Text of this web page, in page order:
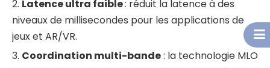
2. Latence ultra faible: réduit la latence à des
niveaux de millisecondes pour les applications de
jeux et AR/VR.
3. Coordination multi-bande: la technologie MLO